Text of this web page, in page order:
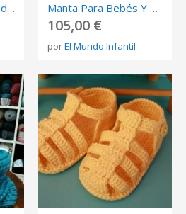
Neceser Personalizado. Neceser Bordado Manta Para Bebés Y Niños
105,00 €
porEl Mundo Infantil